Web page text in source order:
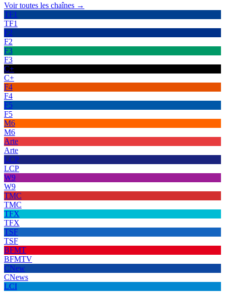
Voir toutes les chaînes →
TF1
TF1
F2
F2
F3
F3
C+
C+
F4
F4
F5
F5
M6
M6
Arte
Arte
LCP
LCP
W9
W9
TMC
TMC
TFX
TFX
TSF
TSF
BFMT
BFMTV
CNew
CNews
LCI